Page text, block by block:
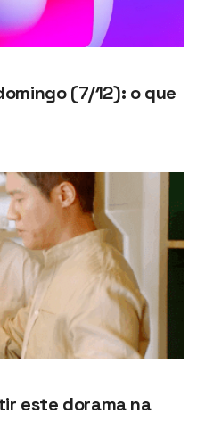
(7/12): o que
este dorama na